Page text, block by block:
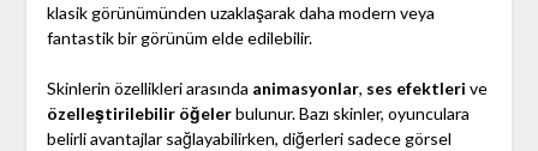
klasik görünümünden uzaklaşarak daha modern veya
fantastik bir görünüm elde edilebilir.
Skinlerin özellikleri arasında animasyonlar, ses efektleri ve
özelleştirilebilir öğelerbulunur. Bazı skinler, oyunculara
belirli avantajlar sağlayabilirken, diğerleri sadece görsel